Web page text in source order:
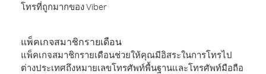
โทรที่ถูกมากของ Viber
แพ็คเกจสมาชิกรายเดือน
แพ็คเกจสมาชิกรายเดือนช่วยให้คุณมีอิสระในการโทรไป
ต่างประเทศถึงหมายเลขโทรศัพท์พื้นฐานและโทรศัพท์มือถือ